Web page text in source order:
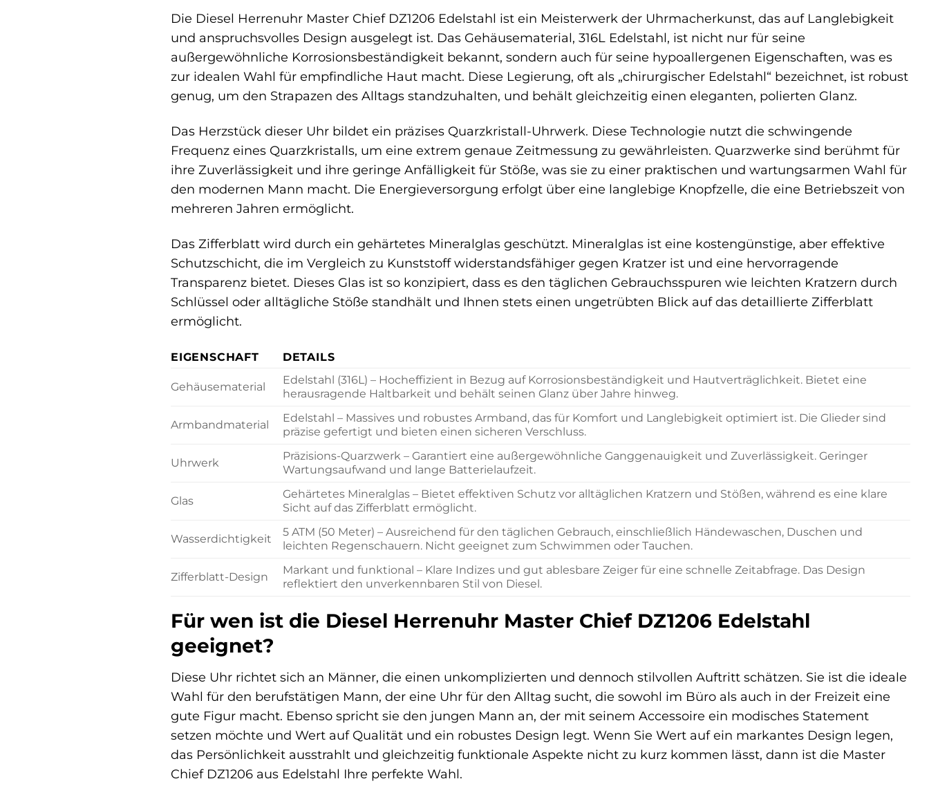
Die Diesel Herrenuhr Master Chief DZ1206 Edelstahl ist ein Meisterwerk der Uhrmacherkunst, das auf Langlebigkeit
und anspruchsvolles Design ausgelegt ist. Das Gehäusematerial, 316L Edelstahl, ist nicht nur für seine
außergewöhnliche Korrosionsbeständigkeit bekannt, sondern auch für seine hypoallergenen Eigenschaften, was es
zur idealen Wahl für empfindliche Haut macht. Diese Legierung, oft als „chirurgischer Edelstahl“ bezeichnet, ist robust
genug, um den Strapazen des Alltags standzuhalten, und behält gleichzeitig einen eleganten, polierten Glanz.
Das Herzstück dieser Uhr bildet ein präzises Quarzkristall-Uhrwerk. Diese Technologie nutzt die schwingende
Frequenz eines Quarzkristalls, um eine extrem genaue Zeitmessung zu gewährleisten. Quarzwerke sind berühmt für
ihre Zuverlässigkeit und ihre geringe Anfälligkeit für Stöße, was sie zu einer praktischen und wartungsarmen Wahl für
den modernen Mann macht. Die Energieversorgung erfolgt über eine langlebige Knopfzelle, die eine Betriebszeit von
mehreren Jahren ermöglicht.
Das Zifferblatt wird durch ein gehärtetes Mineralglas geschützt. Mineralglas ist eine kostengünstige, aber effektive
Schutzschicht, die im Vergleich zu Kunststoff widerstandsfähiger gegen Kratzer ist und eine hervorragende
Transparenz bietet. Dieses Glas ist so konzipiert, dass es den täglichen Gebrauchsspuren wie leichten Kratzern durch
Schlüssel oder alltägliche Stöße standhält und Ihnen stets einen ungetrübten Blick auf das detaillierte Zifferblatt
ermöglicht.
EIGENSCHAFT DETAILS
Gehäusematerial
Edelstahl (316L) – Hocheffizient in Bezug auf Korrosionsbeständigkeit und Hautverträglichkeit. Bietet eine
herausragende Haltbarkeit und behält seinen Glanz über Jahre hinweg.
Armbandmaterial
Edelstahl – Massives und robustes Armband, das für Komfort und Langlebigkeit optimiert ist. Die Glieder sind
präzise gefertigt und bieten einen sicheren Verschluss.
Uhrwerk
Präzisions-Quarzwerk – Garantiert eine außergewöhnliche Ganggenauigkeit und Zuverlässigkeit. Geringer
Wartungsaufwand und lange Batterielaufzeit.
Glas
Gehärtetes Mineralglas – Bietet effektiven Schutz vor alltäglichen Kratzern und Stößen, während es eine klare
Sicht auf das Zifferblatt ermöglicht.
Wasserdichtigkeit
5 ATM (50 Meter) – Ausreichend für den täglichen Gebrauch, einschließlich Händewaschen, Duschen und
leichten Regenschauern. Nicht geeignet zum Schwimmen oder Tauchen.
Zifferblatt-Design
Markant und funktional – Klare Indizes und gut ablesbare Zeiger für eine schnelle Zeitabfrage. Das Design
reflektiert den unverkennbaren Stil von Diesel.
Für wen ist die Diesel Herrenuhr Master Chief DZ1206 Edelstahl
geeignet?
Diese Uhr richtet sich an Männer, die einen unkomplizierten und dennoch stilvollen Auftritt schätzen. Sie ist die ideale
Wahl für den berufstätigen Mann, der eine Uhr für den Alltag sucht, die sowohl im Büro als auch in der Freizeit eine
gute Figur macht. Ebenso spricht sie den jungen Mann an, der mit seinem Accessoire ein modisches Statement
setzen möchte und Wert auf Qualität und ein robustes Design legt. Wenn Sie Wert auf ein markantes Design legen,
das Persönlichkeit ausstrahlt und gleichzeitig funktionale Aspekte nicht zu kurz kommen lässt, dann ist die Master
Chief DZ1206 aus Edelstahl Ihre perfekte Wahl.